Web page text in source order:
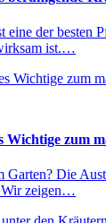
der besten
ist.…
Wichtige zum
Garten? Die
Wir zeigen…